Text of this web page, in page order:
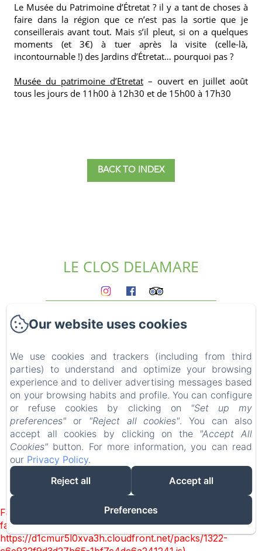
Le Musée du Patrimoine d’Étretat ? il y a tant de choses à
faire dans la région que ce n’est pas la sortie que je
conseillerais avant tout. Mais s’il pleut, si on a quelques
moments (et 3€) à tuer après la visite (celle-là,
incontournable !) des Jardins d’Étretat… pourquoi pas ?
Musée du patrimoine d’Etretat – ouvert en juillet août
tous les jours de 11h00 à 12h30 et de 15h00 à 17h30
BACK TO INDEX
LE CLOS DELAMARE
The gites
Experiences
Surroundings
Access & contact
Blog
FAQ
Legal notice
Failed to load BookingEngine/index: Loading chunk 1322
failed. (missing:
https://d1cmur5l0xva3h.cloudfront.net/packs/1322-
Our website uses cookies
We use cookies and trackers (including from third
parties) to understand and optimize your browsing
experience and to deliver advertising messages based
on your browsing habits and profile. You can configure
or refuse cookies by clicking on
"Set up my
preferences" or "Reject all cookies". You can also
accept all cookies by clicking on the "Accept All
Cookies" button. For more information, you can read
our Privacy Policy.
Reject all
Accept all
Preferences